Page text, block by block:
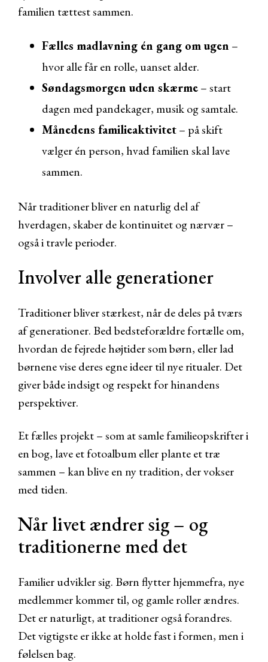
familien tættest sammen.
Fælles madlavning én gang om ugen –
hvor alle får en rolle, uanset alder.
Søndagsmorgen uden skærme– start
dagen med pandekager, musik og samtale.
Månedens familieaktivitet– på skift
vælger én person, hvad familien skal lave
sammen.
Når traditioner bliver en naturlig del af
hverdagen, skaber de kontinuitet og nærvær –
også i travle perioder.
Involver alle generationer
Traditioner bliver stærkest, når de deles på tværs
af generationer. Bed bedsteforældre fortælle om,
hvordan de fejrede højtider som børn, eller lad
børnene vise deres egne ideer til nye ritualer. Det
giver både indsigt og respekt for hinandens
perspektiver.
Et fælles projekt – som at samle familieopskrifter i
en bog, lave et fotoalbum eller plante et træ
sammen – kan blive en ny tradition, der vokser
med tiden.
Når livet ændrer sig – og
traditionerne med det
Familier udvikler sig. Børn flytter hjemmefra, nye
medlemmer kommer til, og gamle roller ændres.
Det er naturligt, at traditioner også forandres.
Det vigtigste er ikke at holde fast i formen, men i
følelsen bag.